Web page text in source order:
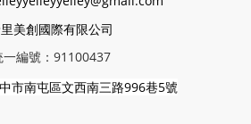
美創國際有限公司
一編號：91100437
市南屯區文西南三路996巷5號